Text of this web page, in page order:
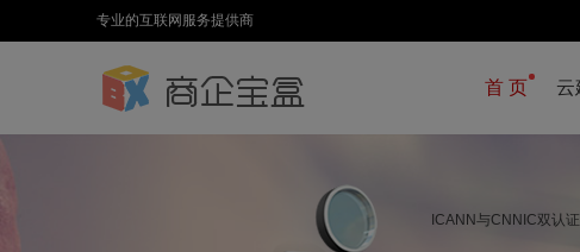
专业的互联网服务提供商
首 页 云
ICANN与CNNIC双认